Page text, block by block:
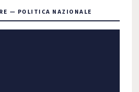
— POLITICA NAZIONALE